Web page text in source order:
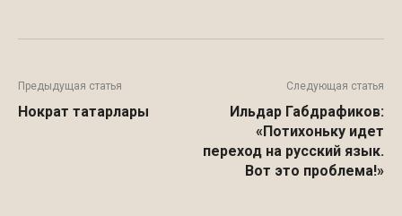
Предыдущая статья
Нократ татарлары
Следующая статья
Ильдар Габдрафиков:
«Потихоньку идет
переход на русский язык.
Вот это проблема!»